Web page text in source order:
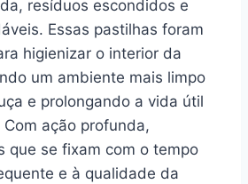
resíduos escondidos e
Essas pastilhas foram
higienizar o interior da
um ambiente mais limpo
e prolongando a vida útil
ação profunda,
que se fixam com o tempo
e à qualidade da